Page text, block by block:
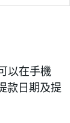
以在手機
款日期及提